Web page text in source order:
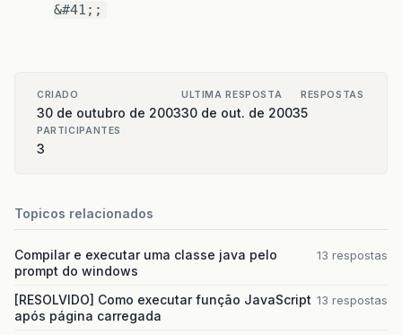
&#41;;
CRIADO
30 de outubro de 2003
ULTIMA RESPOSTA
30 de out. de 2003
RESPOSTAS
5
PARTICIPANTES
3
Topicos relacionados
Compilar e executar uma classe java pelo
prompt do windows
13 respostas
[RESOLVIDO] Como executar função JavaScript
após página carregada
13 respostas